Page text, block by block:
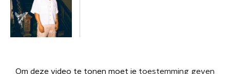
Om deze video te tonen moet je toestemming geven